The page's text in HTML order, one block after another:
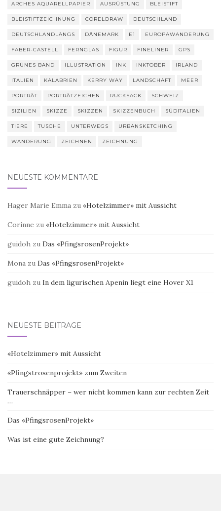
ARCHES AQUARELLPAPIER AUSRÜSTUNG BLEISTIFT
BLEISTIFTZEICHNUNG CORELDRAW DEUTSCHLAND
DEUTSCHLANDLÄNGS DÄNEMARK E1 EUROPAWANDERUNG
FABER-CASTELL FERNGLAS FIGUR FINELINER GPS
GRÜNES BAND ILLUSTRATION INK INKTOBER IRLAND
ITALIEN KALABRIEN KERRY WAY LANDSCHAFT MEER
PORTRÄT PORTRÄTZEICHEN RUCKSACK SCHWEIZ
SIZILIEN SKIZZE SKIZZEN SKIZZENBUCH SÜDITALIEN
TIERE TUSCHE UNTERWEGS URBANSKETCHING
WANDERUNG ZEICHNEN ZEICHNUNG
NEUESTE KOMMENTARE
Hager Marie Emma zu «Hotelzimmer» mit Aussicht
Corinne zu «Hotelzimmer» mit Aussicht
guidoh zu Das «PfingsrosenProjekt»
Mona zu Das «PfingsrosenProjekt»
guidoh zu In dem ligurischen Apenin liegt eine Hover X1
NEUESTE BEITRÄGE
«Hotelzimmer» mit Aussicht
«Pfingstrosenprojekt» zum Zweiten
Trauerschnäpper – wer nicht kommen kann zur rechten Zeit
…
Das «PfingsrosenProjekt»
Was ist eine gute Zeichnung?